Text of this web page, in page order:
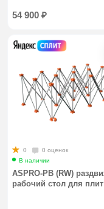
54 900₽
0
0 оценок
В наличии
ASPRO-РВ (RW)
рабочий стол для